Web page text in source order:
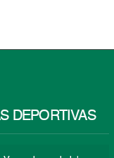
DEPORTIVAS